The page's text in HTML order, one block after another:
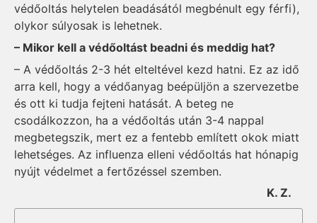
védőoltás helytelen beadásától megbénult egy férfi),
olykor súlyosak is lehetnek.
– Mikor kell a védőoltást beadni és meddig hat?
– A védőoltás 2-3 hét elteltével kezd hatni. Ez az idő
arra kell, hogy a védőanyag beépüljön a szervezetbe
és ott ki tudja fejteni hatását. A beteg ne
csodálkozzon, ha a védőoltás után 3-4 nappal
megbetegszik, mert ez a fentebb említett okok miatt
lehetséges. Az influenza elleni védőoltás hat hónapig
nyújt védelmet a fertőzéssel szemben.
K. Z.